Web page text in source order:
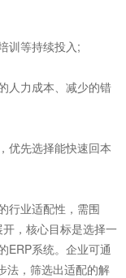
训等持续投入;
力成本、减少的错
先选择能快速回本
业适配性，需围
，核心目标是选择一
ERP系统。企业可通
法，筛选出适配的解